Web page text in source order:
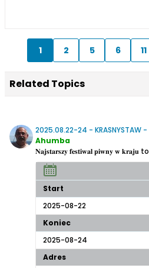
1 2 5 6 11
Related Topics
2025.08.22-24 -
Ahumba
Start
2025-08-22
Koniec
2025-08-24
Adres